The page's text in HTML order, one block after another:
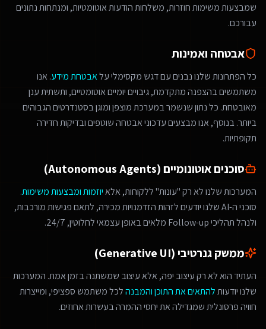
שמבצעות משימות חוזרות, משלחות הודעות אוטומטיות, ומנתחות נתונים
עבורכם.
אבטחה ואמינות
כל הפתרונות שלנו נבנים עם דגש מקסימלי עלאבטחת מידע. אנו
משתמשים בהצפנה מתקדמת, גיבויים יומיים אוטומטיים, ותשתית ענן
מאובטחת. כל נתון שנשמר במערכת מוצפן ומוגן בסטנדרטים הגבוהים
ביותר. בנוסף, אנו מבצעים עדכוני אבטחה שוטפים ובדיקות חדירה
תקופתיות.
סוכנים אוטונומיים (Autonomous Agents)
המערכות שלנו לא רק "עונות" ללקוחות, אלאיוזמות ומבצעות משימות.
סוכני ה-AI שלנו יודעים לזהות הזדמנויות מכירה, לתאם פגישות מורכבות,
ולנהל תהליכי Follow-up מלאים באופן עצמאי לחלוטין, 24/7.
ממשק גנרטיבי (Generative UI)
העתיד הוא לא רק עיצוב יפה, אלא עיצוב שמשתנה בזמן אמת. המערכות
שלנו יודעותלהתאים את התוכן והמבנהלכל משתמש ספציפי, ומייצרות
חוויה פרסונלית שמגדילה את יחסי ההמרה בעשרות אחוזים.